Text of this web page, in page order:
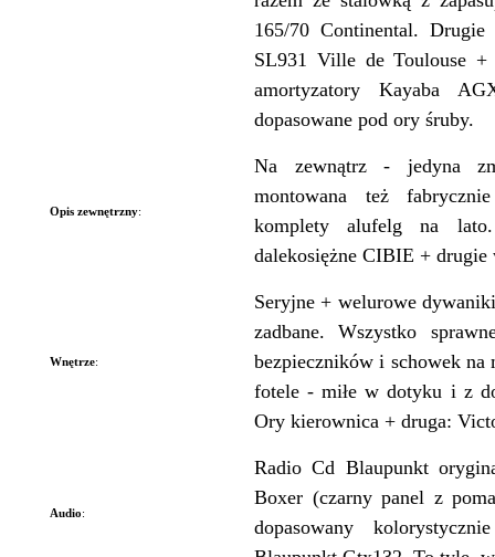
165/70 Continental.
SL931 Ville de Toulouse
amortyzatory Kayaba
dopasowane pod ory śruby.
Opis zewnętrzny:
Na zewnątrz - jedyna
montowana też
komplety alufelg na lato.
dalekosiężne CIBIE + drugie
Wnętrze:
Seryjne + welurowe
zadbane. Wszystko
bezpieczników i schowek na
fotele - miłe w dotyku i z
Ory kierownica + druga:
Audio:
Radio Cd Blaupunkt
Boxer (czarny panel z
dopasowany